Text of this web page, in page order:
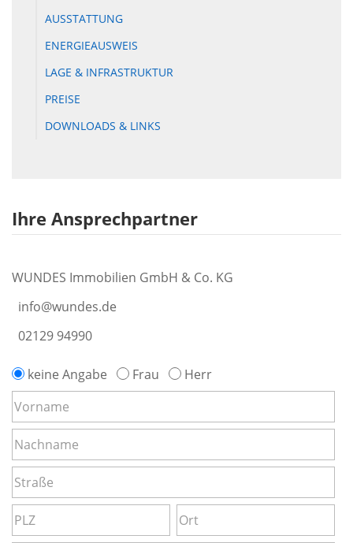
AUSSTATTUNG
ENERGIEAUSWEIS
LAGE & INFRASTRUKTUR
PREISE
DOWNLOADS & LINKS
Ihre Ansprechpartner
WUNDES Immobilien GmbH & Co. KG
info@wundes.de
02129 94990
keine Angabe Frau Herr